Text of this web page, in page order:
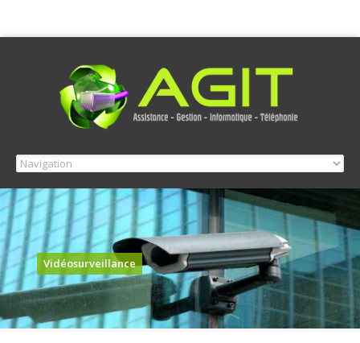
Vidéosurveillance